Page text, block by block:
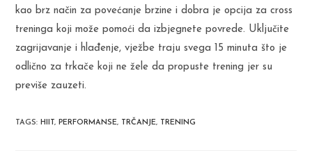
kao brz način za povećanje brzine i dobra je opcija za cross
treninga koji može pomoći da izbjegnete povrede. Uključite
zagrijavanje i hlađenje, vježbe traju svega 15 minuta što je
odlično za trkače koji ne žele da propuste trening jer su
previše zauzeti.
TAGS:HIIT, PERFORMANSE, TRČANJE, TRENING